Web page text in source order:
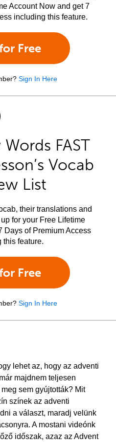
Account Now and get 7
including this feature.
Free
Sign In Here
FAST
Vocab
List
their translations and
for your Free Lifetime
Days of Premium Access
this feature.
Free
Sign In Here
lehet az, hogy az adventi
majdnem teljesen
sem gyújtották? Mit
színek az adventi
a választ, maradj velünk
A mostani videónk
időszak, azaz az Advent